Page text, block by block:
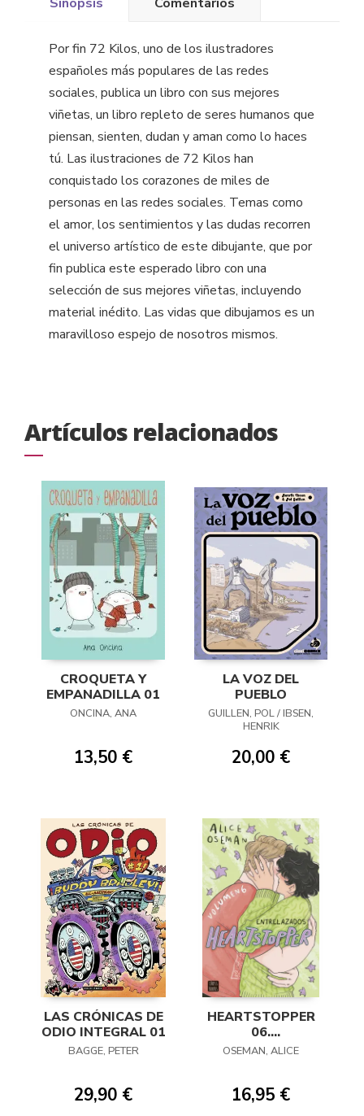
Por fin 72 Kilos, uno de los ilustradores
españoles más populares de las redes
sociales, publica un libro con sus mejores
viñetas, un libro repleto de seres humanos que
piensan, sienten, dudan y aman como lo haces
tú. Las ilustraciones de 72 Kilos han
conquistado los corazones de miles de
personas en las redes sociales. Temas como
el amor, los sentimientos y las dudas recorren
el universo artístico de este dibujante, que por
fin publica este esperado libro con una
selección de sus mejores viñetas, incluyendo
material inédito. Las vidas que dibujamos es un
maravilloso espejo de nosotros mismos.
Artículos relacionados
CROQUETA Y
EMPANADILLA 01
ONCINA, ANA
13,50 €
LA VOZ DEL
PUEBLO
GUILLEN, POL / IBSEN,
HENRIK
20,00 €
LAS CRÓNICAS DE
ODIO INTEGRAL 01
BAGGE, PETER
29,90 €
HEARTSTOPPER
06.
ENTRELAZADOS
OSEMAN, ALICE
16,95 €